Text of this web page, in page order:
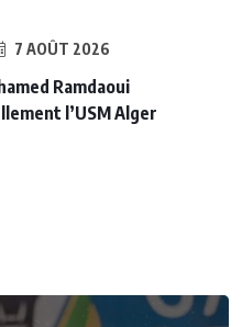
7 AOÛT 2026
Ramdaoui
l’USM Alger